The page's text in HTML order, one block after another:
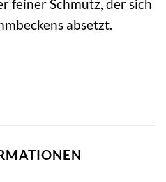
feiner Schmutz, der sich
absetzt.